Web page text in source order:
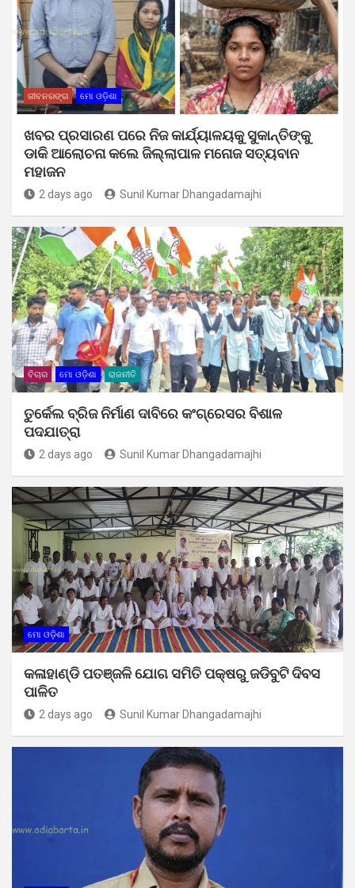
ଜୀବନରଙ୍ଗ ମୋ ଓଡ଼ିଶା
ଖବର ପ୍ରସାରଣ ପରେ ନିଜ କାର୍ଯ୍ୟାଳୟକୁ ସୁକାନ୍ତିଙ୍କୁ
ଡାକି ଆଲୋଚନା କଲେ ଜିଲ୍ଲାପାଳ ମନୋଜ ସତ୍ୟବାନ
ମହାଜନ
2 days ago Sunil Kumar Dhangadamajhi
ବିଚାର ମୋ ଓଡ଼ିଶା ରାଜନୀତି
ତୁର୍କେଲ ବ୍ରିଜ ନିର୍ମାଣ ଦାବିରେ କଂଗ୍ରେସର ବିଶାଳ
ପଦଯାତ୍ରା
2 days ago Sunil Kumar Dhangadamajhi
ମୋ ଓଡ଼ିଶା
କଳାହାଣ୍ଡି ପତଞ୍ଜଳି ଯୋଗ ସମିତି ପକ୍ଷରୁ ଜଡିବୁଟି ଦିବସ
ପାଳିତ
2 days ago Sunil Kumar Dhangadamajhi